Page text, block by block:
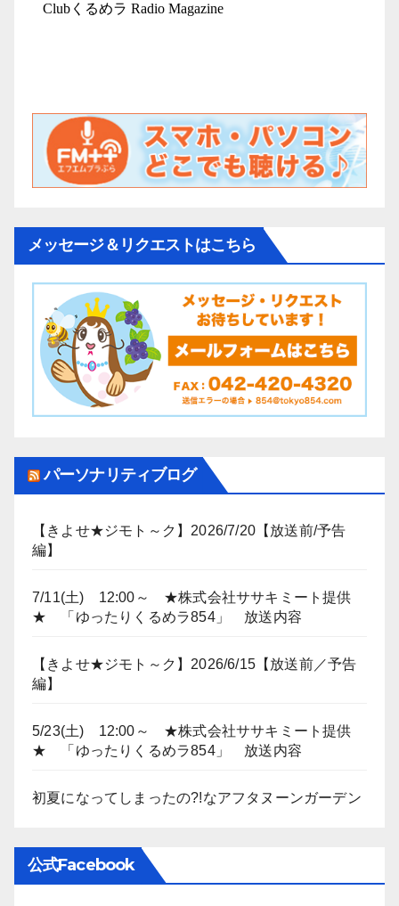
メッセージ＆リクエストはこちら
パーソナリティブログ
【きよせ★ジモト～ク】2026/7/20【放送前/予告
編】
7/11(土) 12:00～ ★株式会社ササキミート提供
★ 「ゆったりくるめラ854」 放送内容
【きよせ★ジモト～ク】2026/6/15【放送前／予告
編】
5/23(土) 12:00～ ★株式会社ササキミート提供
★ 「ゆったりくるめラ854」 放送内容
初夏になってしまったの?!なアフタヌーンガーデン
公式Facebook